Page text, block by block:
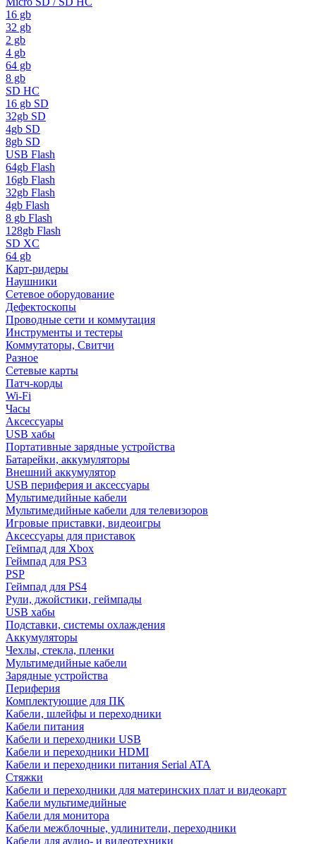
16 gb
32 gb
2 gb
4 gb
64 gb
8 gb
SD HC
16 gb SD
32gb SD
4gb SD
8gb SD
USB Flash
64gb Flash
16gb Flash
32gb Flash
4gb Flash
8 gb Flash
128gb Flash
SD XC
64 gb
Карт-ридеры
Наушники
Сетевое оборудование
Дефектоскопы
Проводные сети и коммутация
Инструменты и тестеры
Коммутаторы, Свитчи
Разное
Сетевые карты
Патч-корды
Wi-Fi
Часы
Аксессуары
USB хабы
Портативные зарядные устройства
Батарейки, аккумуляторы
Внешний аккумулятор
USB периферия и аксессуары
Мультимедийные кабели
Мультимедийные кабели для телевизоров
Игровые приставки, видеоигры
Аксессуары для приставок
Геймпад для Xbox
Геймпад для PS3
PSP
Геймпад для PS4
Рули, джойстики, геймпады
USB хабы
Подставки, системы охлаждения
Аккумуляторы
Чехлы, стекла, пленки
Мультимедийные кабели
Зарядные устройства
Периферия
Комплектующие для ПК
Кабели, шлейфы и переходники
Кабели питания
Кабели и переходники USB
Кабели и переходники HDMI
Кабели и переходники питания Serial ATA
Стяжки
Кабели и переходники для материнских плат и видеокарт
Кабели мультимедийные
Кабели для монитора
Кабели межблочные, удлинители, переходники
Кабели для аудио- и видеотехники